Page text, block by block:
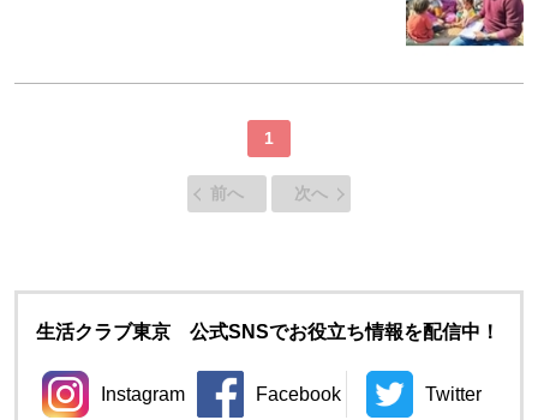
1
前へ 次へ
生活クラブ東京 公式SNSでお役立ち情報を配信中！
Instagram
別のウィンドウで開きます。
Facebook
別のウィンドウで開きます。
Twitter
別のウィン